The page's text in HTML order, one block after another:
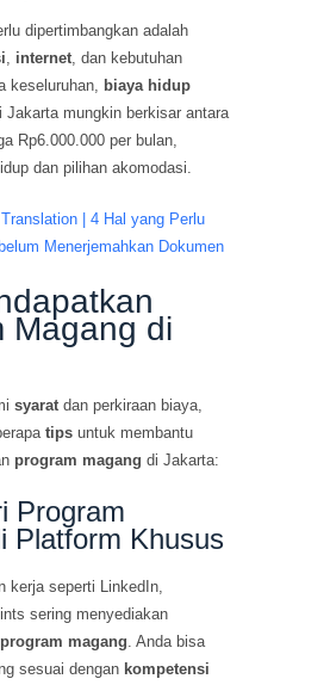
dipertimbangkan adalah
, internet, dan kebutuhan
keseluruhan, biaya hidup
Jakarta mungkin berkisar antara
Rp6.000.000 per bulan,
dan pilihan akomodasi.
Translation | 4 Hal yang Perlu
Menerjemahkan Dokumen
Magang di
syaratdan perkiraan biaya,
tips untuk membantu
program magang di Jakarta:
Program
Platform Khusus
kerja seperti LinkedIn,
sering menyediakan
program magang . Anda bisa
sesuai dengan kompetensi